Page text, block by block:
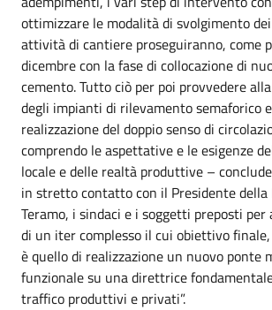
ottimizzare le modalità di svolgimento
attività di cantiere proseguiranno, come
dicembre con la fase di collocazione di
cemento. Tutto ciò per poi provvedere
degli impianti di rilevamento semaforico
realizzazione del doppio senso di
comprendo le aspettative e le esigenze
locale e delle realtà produttive –
in stretto contatto con il Presidente della
Teramo, i sindaci e i soggetti preposti per
di un iter complesso il cui obiettivo
è quello di realizzazione un nuovo ponte
funzionale su una direttrice
traffico produttivi e privati”.